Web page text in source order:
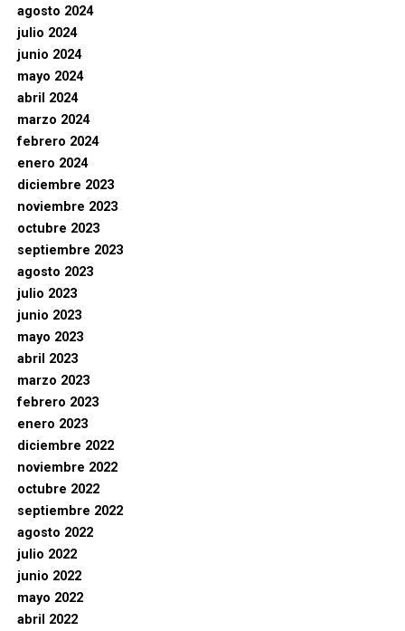
agosto 2024
julio 2024
junio 2024
mayo 2024
abril 2024
marzo 2024
febrero 2024
enero 2024
diciembre 2023
noviembre 2023
octubre 2023
septiembre 2023
agosto 2023
julio 2023
junio 2023
mayo 2023
abril 2023
marzo 2023
febrero 2023
enero 2023
diciembre 2022
noviembre 2022
octubre 2022
septiembre 2022
agosto 2022
julio 2022
junio 2022
mayo 2022
abril 2022